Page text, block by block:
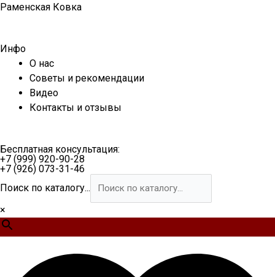
Перейти
Раменская Ковка
Инфо
О нас
Советы и рекомендации
Видео
Контакты и отзывы
Бесплатная консультация:
+7 (999) 920-90-28
+7 (926) 073-31-46
Поиск по каталогу...
×